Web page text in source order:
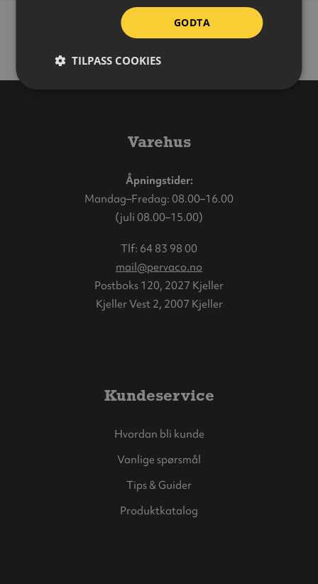
Varehus
Åpningstider:
Mandag–Fredag: 08.00–16.00
(juli 08.00–15.00)
Tlf: 64 83 98 00
mail@pervaco.no
Postboks 120, 2027 Kjeller
Kjeller Vest 2, 2007 Kjeller
Kundeservice
Hvordan bli kunde
Vanlige spørsmål
Tips & Guider
Produktkatalog
GODTA
TILPASS COOKIES